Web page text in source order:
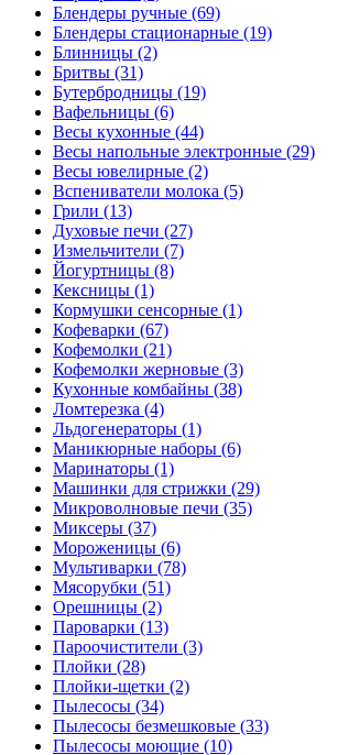
Блендеры ручные (69)
Блендеры стационарные (19)
Блинницы (2)
Бритвы (31)
Бутербродницы (19)
Вафельницы (6)
Весы кухонные (44)
Весы напольные электронные (29)
Весы ювелирные (2)
Вспениватели молока (5)
Грили (13)
Духовые печи (27)
Измельчители (7)
Йогуртницы (8)
Кексницы (1)
Кормушки сенсорные (1)
Кофеварки (67)
Кофемолки (21)
Кофемолки жерновые (3)
Кухонные комбайны (38)
Ломтерезка (4)
Льдогенераторы (1)
Маникюрные наборы (6)
Маринаторы (1)
Машинки для стрижки (29)
Микроволновые печи (35)
Миксеры (37)
Мороженицы (6)
Мультиварки (78)
Мясорубки (51)
Орешницы (2)
Пароварки (13)
Пароочистители (3)
Плойки (28)
Плойки-щетки (2)
Пылесосы (34)
Пылесосы безмешковые (33)
Пылесосы моющие (10)